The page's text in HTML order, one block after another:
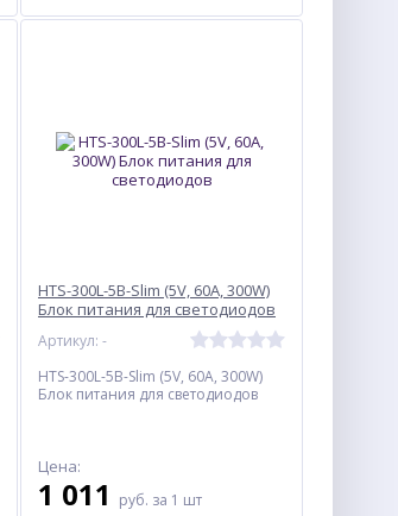
HTS-300L-5B-Slim (5V, 60A, 300W)
Блок питания для светодиодов
Артикул: -
HTS-300L-5B-Slim (5V, 60A, 300W)
Блок питания для светодиодов
Цена:
1 011 руб. за 1 шт